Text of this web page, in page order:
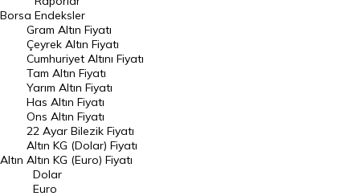
Dünya Borsaları
Raporlar
Endeksler
DÖVİZ
Döviz Kuru
Dolar Kuru
Euro Kuru
Borsa Endeksler
Altın
Gram Altın Fiyatı
Çeyrek Altın Fiyatı
Cumhuriyet Altını Fiyatı
Tam Altın Fiyatı
Yarım Altın Fiyatı
Has Altın Fiyatı
Ons Altın Fiyatı
22 Ayar Bilezik Fiyatı
Altın KG (Dolar) Fiyatı
Altın KG (Euro) Fiyatı
Dolar
Euro